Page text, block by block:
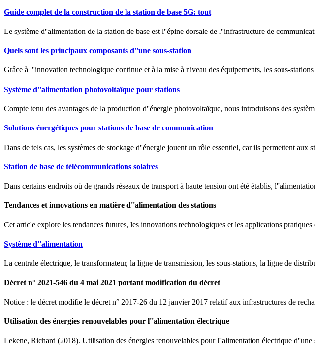
Guide complet de la construction de la station de base 5G: tout
Le système d''alimentation de la station de base est l''épine dorsale de l''infrastructure de
Quels sont les principaux composants d''une sous-station
Grâce à l''innovation technologique continue et à la mise à niveau des équipements, les sous-
Système d''alimentation photovoltaïque pour stations
Compte tenu des avantages de la production d''énergie photovoltaïque, nous introduisons des
Solutions énergétiques pour stations de base de communication
Dans de tels cas, les systèmes de stockage d''énergie jouent un rôle essentiel, car ils permettent
Station de base de télécommunications solaires
Dans certains endroits où de grands réseaux de transport à haute tension ont été établis,
Tendances et innovations en matière d''alimentation des stations
Cet article explore les tendances futures, les innovations technologiques et les applications
Système d''alimentation
La centrale électrique, le transformateur, la ligne de transmission, les sous-stations, la ligne de
Décret n° 2021-546 du 4 mai 2021 portant modification du décret
Notice : le décret modifie le décret n° 2017-26 du 12 janvier 2017 relatif aux infrastructures de
Utilisation des énergies renouvelables pour l''alimentation électrique
Lekene, Richard (2018). Utilisation des énergies renouvelables pour l''alimentation électrique